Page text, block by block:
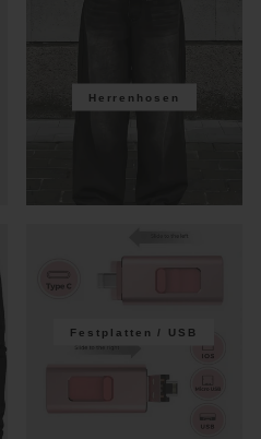
Herrenhosen
Festplatten / USB